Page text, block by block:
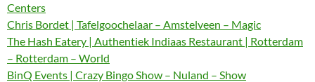
Centers
Chris Bordet | Tafelgoochelaar – Amstelveen – Magic
The Hash Eatery | Authentiek Indiaas Restaurant | Rotterdam
– Rotterdam – World
BinQ Events | Crazy Bingo Show – Nuland – Show